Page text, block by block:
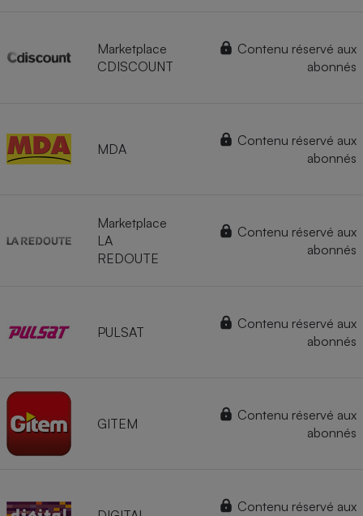
Marketplace
CDISCOUNT
Contenu réservé aux
abonnés
MDA
Contenu réservé aux
abonnés
Marketplace
LA
REDOUTE
Contenu réservé aux
abonnés
PULSAT
Contenu réservé aux
abonnés
GITEM
Contenu réservé aux
abonnés
Contenu réservé aux